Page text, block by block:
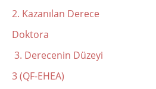
2. Kazanılan Derece
Doktora
3. Derecenin Düzeyi
3 (QF-EHEA)